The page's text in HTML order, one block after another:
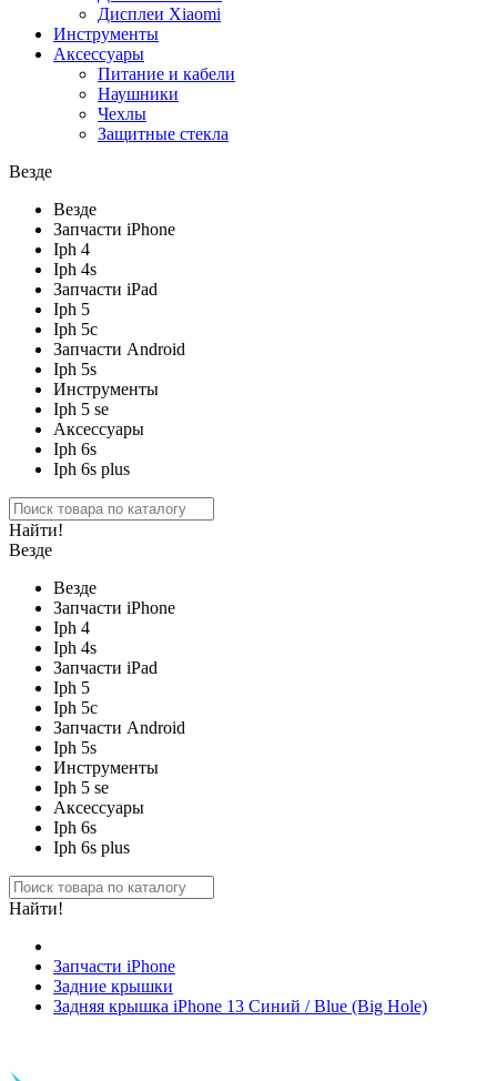
Дисплеи Xiaomi
Инструменты
Аксессуары
Питание и кабели
Наушники
Чехлы
Защитные стекла
Везде
Везде
Запчасти iPhone
Iph 4
Iph 4s
Запчасти iPad
Iph 5
Iph 5c
Запчасти Android
Iph 5s
Инструменты
Iph 5 se
Аксессуары
Iph 6s
Iph 6s plus
Найти!
Везде
Везде
Запчасти iPhone
Iph 4
Iph 4s
Запчасти iPad
Iph 5
Iph 5c
Запчасти Android
Iph 5s
Инструменты
Iph 5 se
Аксессуары
Iph 6s
Iph 6s plus
Найти!
Запчасти iPhone
Задние крышки
Задняя крышка iPhone 13 Синий / Blue (Big Hole)